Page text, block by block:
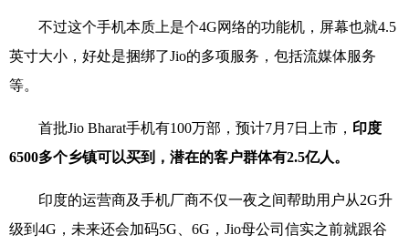
不过这个手机本质上是个4G网络的功能机，屏幕也就4.5
英寸大小，好处是捆绑了Jio的多项服务，包括流媒体服务
等。
首批Jio Bharat手机有100万部，预计7月7日上市， 印度
6500多个乡镇可以买到，潜在的客户群体有2.5亿人。
印度的运营商及手机厂商不仅一夜之间帮助用户从2G升
级到4G，未来还会加码5G、6G，Jio母公司信实之前就跟谷